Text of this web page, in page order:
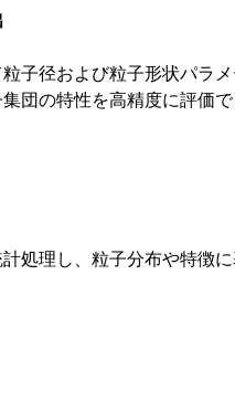
子径および粒子形状パラ
団の特性を高精度に評価で
処理し、粒子分布や特徴に